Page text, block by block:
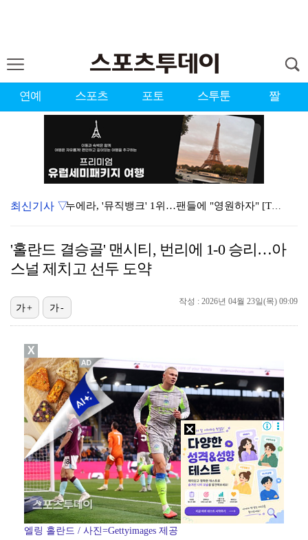
연예 스포츠 포토 스투툰 짤
누에라, '뮤직뱅크' 1위…팬들에 "영원하자" [TV캡…
폭발까지 5분…안보현·정은채, 목숨 건 사투 시작(재벌…
대한축구협회의 '심판 성접대'…최악의 경우 런던 올림픽…
보스턴, 'KBO MVP' 페디 무너뜨리며 연장 13회…
최신기사 ▽
'홀란드 결승골' 맨시티, 번리에 1-0 승리…아
스널 제치고 선두 도약
작성 : 2026년 04월 23일(목) 09:09
가+ 가-
엘링 홀란드 / 사진=Gettyimages 제공
X